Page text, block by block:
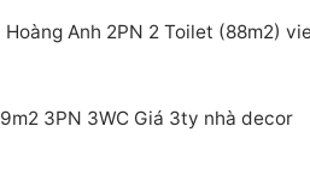
Anh 2PN 2 Toilet (88m2)
3PN 3WC Giá 3ty nhà decor